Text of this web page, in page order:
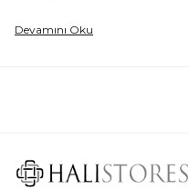
mevsimde tercih edebileceğiniz
Ev dekorunuza en çok yakışacak,
halistores.com’un sunduğu
Devamını Oku